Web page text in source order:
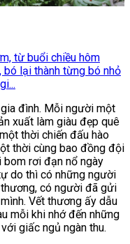
từ buổi chiều hôm
bó lại thành từng bó nhỏ
đình. Mỗi người một
xuất làm giàu đẹp quê
thời chiến đấu hào
thời cùng bao đồng đội
bom rơi đạn nổ ngày
do thì có những người
có người đã gửi
Vết thương ấy dẫu
mỗi khi nhớ đến những
giấc ngủ ngàn thu.